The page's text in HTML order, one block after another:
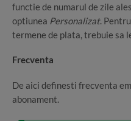
functie de numarul de zile
optiunea Personalizat.
termene de plata, trebuie sa
Frecventa
De aici definesti frecventa
abonament.